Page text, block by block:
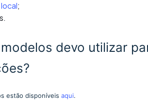
;
devo utilizar
estão disponíveis aqui.